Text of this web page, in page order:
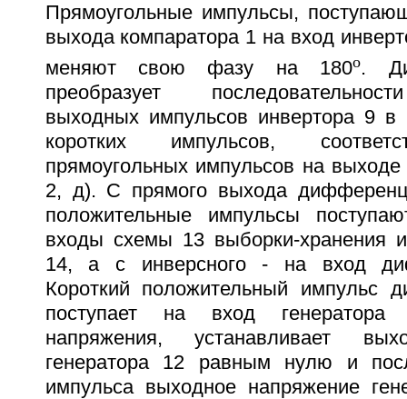
Прямоугольные импульсы,
выхода компаратора 1 на вход
меняют свою фазу на 180о.
преобразует
выходных импульсов инвертора 9 в
коротких импульсов,
прямоугольных импульсов на
2, д). С прямого выхода
положительные импульсы
входы схемы 13 выборки-хранения
14, а с инверсного - на вход
Короткий положительный импульс
поступает на вход генератора
напряжения, устанавливает
генератора 12 равным нулю и
импульса выходное напряжение